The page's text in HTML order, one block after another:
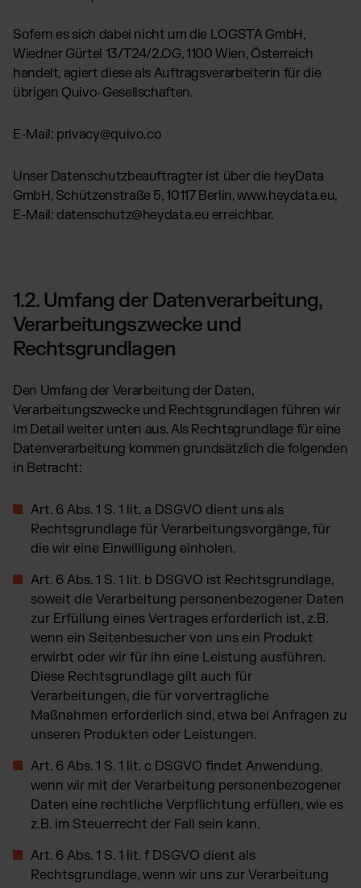
Sofern es sich dabei nicht um die LOGSTA GmbH,
Wiedner Gürtel 13/T24/2.OG, 1100 Wien, Österreich
handelt, agiert diese als Auftragsverarbeiterin für die
übrigen Quivo-Gesellschaften.
E-Mail: privacy@quivo.co
Unser Datenschutzbeauftragter ist über die heyData
GmbH, Schützenstraße 5, 10117 Berlin, www.heydata.eu,
E-Mail: datenschutz@heydata.eu erreichbar.
1.2. Umfang der Datenverarbeitung,
Verarbeitungszwecke und
Rechtsgrundlagen
Den Umfang der Verarbeitung der Daten,
Verarbeitungszwecke und Rechtsgrundlagen führen wir
im Detail weiter unten aus. Als Rechtsgrundlage für eine
Datenverarbeitung kommen grundsätzlich die folgenden
in Betracht:
Art. 6 Abs. 1 S. 1 lit. a DSGVO dient uns als
Rechtsgrundlage für Verarbeitungsvorgänge, für
die wir eine Einwilligung einholen.
Art. 6 Abs. 1 S. 1 lit. b DSGVO ist Rechtsgrundlage,
soweit die Verarbeitung personenbezogener Daten
zur Erfüllung eines Vertrages erforderlich ist, z.B.
wenn ein Seitenbesucher von uns ein Produkt
erwirbt oder wir für ihn eine Leistung ausführen.
Diese Rechtsgrundlage gilt auch für
Verarbeitungen, die für vorvertragliche
Maßnahmen erforderlich sind, etwa bei Anfragen zu
unseren Produkten oder Leistungen.
Art. 6 Abs. 1 S. 1 lit. c DSGVO findet Anwendung,
wenn wir mit der Verarbeitung personenbezogener
Daten eine rechtliche Verpflichtung erfüllen, wie es
z.B. im Steuerrecht der Fall sein kann.
Art. 6 Abs. 1 S. 1 lit. f DSGVO dient als
Rechtsgrundlage, wenn wir uns zur Verarbeitung